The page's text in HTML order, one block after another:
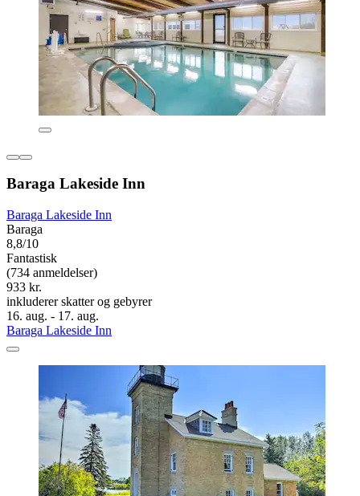
Baraga Lakeside Inn
Baraga Lakeside Inn
Baraga
8,8/10
Fantastisk
(734 anmeldelser)
933 kr.
inkluderer skatter og gebyrer
16. aug. - 17. aug.
Baraga Lakeside Inn